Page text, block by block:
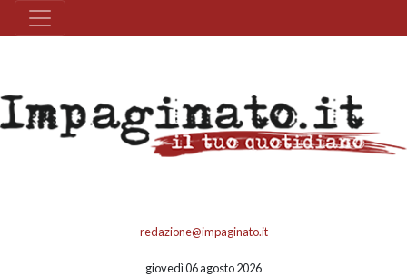
redazione@impaginato.it
giovedì 06 agosto 2026